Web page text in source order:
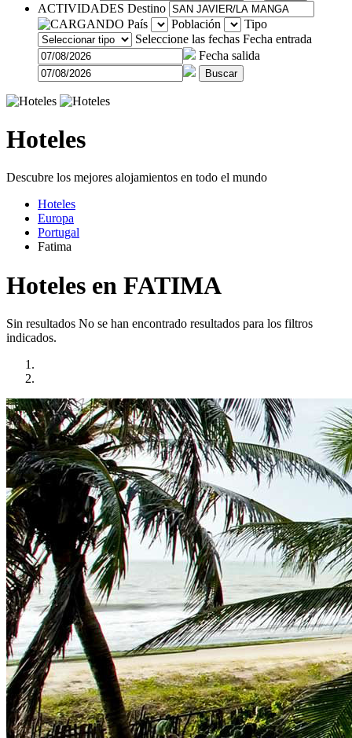
ACTIVIDADES Destino
País
Población
Tipo
Seleccione las fechas Fecha entrada
Fecha salida
Buscar
Hoteles
Descubre los mejores alojamientos en todo el mundo
Hoteles
Europa
Portugal
Fatima
Hoteles en FATIMA
Sin resultados No se han encontrado resultados para los filtros
indicados.